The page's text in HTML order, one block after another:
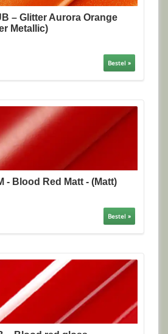
– Glitter Aurora Orange
Metallic)
Bestel »
- Blood Red Matt - (Matt)
Bestel »